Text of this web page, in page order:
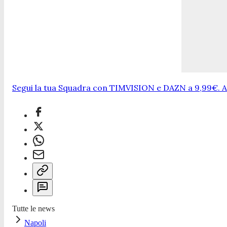
Segui la tua Squadra con TIMVISION e DAZN a 9,99€.
Tutte le news
Napoli